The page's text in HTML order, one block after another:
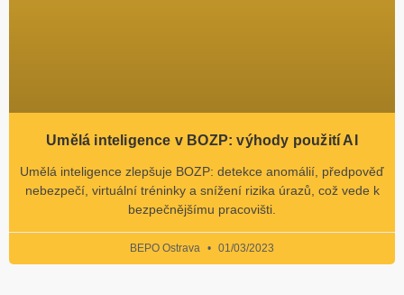
Umělá inteligence v BOZP: výhody použití AI
Umělá inteligence zlepšuje BOZP: detekce anomálií, předpověď
nebezpečí, virtuální tréninky a snížení rizika úrazů, což vede k
bezpečnějšímu pracovišti.
BEPO Ostrava 01/03/2023